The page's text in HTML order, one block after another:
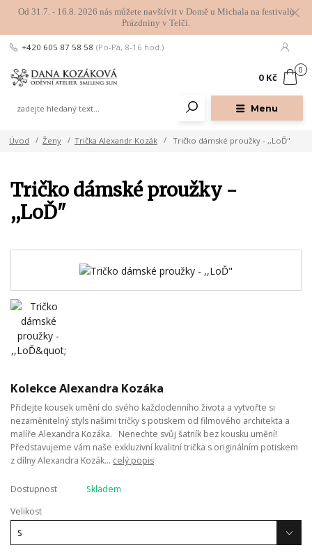
Od 31.7. - 16.8. 2026 nás můžete navštívit v Domě u Michala na festivalu
Prázdniny v Telči.
Menu
+420 605 87 58 58 (Po-Pá, 8-16 hod.)
0
0 Kč
Úvod Ženy Trička Alexandr Kozák Tričko dámské proužky - ,,LoĎ"
Tričko dámské proužky -
,,LoĎ"
Kolekce Alexandra Kozáka
Přidejte kousek umění do svého každodenního života a vytvořte si
nezaměnitelný styls našimi tričky s potiskem od filmového architekta a
malíře Alexandra Kozáka. Nenechte svůj šatník bez kousku umění!
Představujeme vám naše exkluzivní kvalitní trička s originálním potiskem
z dílny Alexandra Kozák... celý popis
Dostupnost
Skladem
Velikost